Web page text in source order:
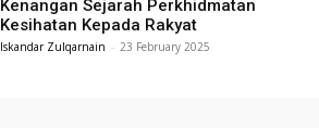
Kenangan Sejarah Perkhidmatan
Kesihatan Kepada Rakyat
Iskandar Zulqarnain - 23 February 2025